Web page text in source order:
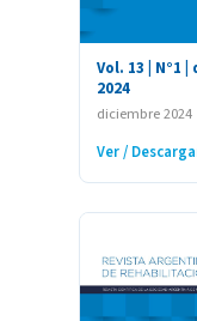
Vol. 13 | N°1
2024
diciembre 2024
Ver /